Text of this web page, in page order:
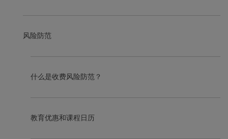
风险防范
什么是收费风险防范？
教育优惠和课程日历